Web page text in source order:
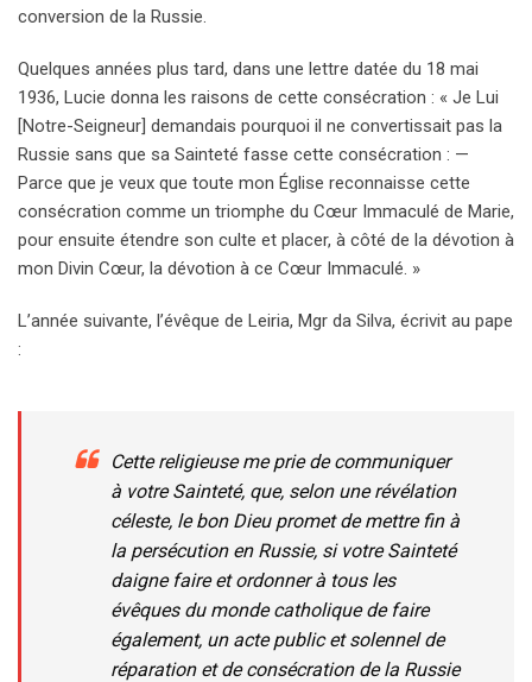
conversion de la Russie.
Quelques années plus tard, dans une lettre datée du 18 mai
1936, Lucie donna les raisons de cette consécration : « Je Lui
[Notre-Seigneur] demandais pourquoi il ne convertissait pas la
Russie sans que sa Sainteté fasse cette consécration : —
Parce que je veux que toute mon Église reconnaisse cette
consécration comme un triomphe du Cœur Immaculé de Marie,
pour ensuite étendre son culte et placer, à côté de la dévotion à
mon Divin Cœur, la dévotion à ce Cœur Immaculé. »
L’année suivante, l’évêque de Leiria, Mgr da Silva, écrivit au pape
:
Cette religieuse me prie de communiquer
à votre Sainteté, que, selon une révélation
céleste, le bon Dieu promet de mettre fin à
la persécution en Russie, si votre Sainteté
daigne faire et ordonner à tous les
évêques du monde catholique de faire
également, un acte public et solennel de
réparation et de consécration de la Russie